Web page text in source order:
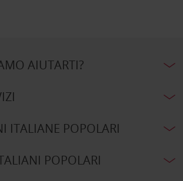
AIUTARTI?
ITALIANE POPOLARI
POPOLARI